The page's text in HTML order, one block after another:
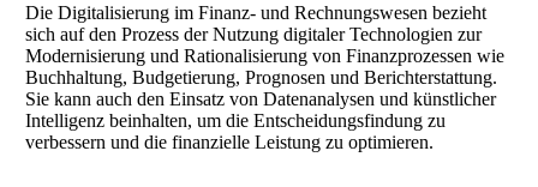
Die Digitalisierung im Finanz- und Rechnungswesen bezieht
sich auf den Prozess der Nutzung digitaler Technologien zur
Modernisierung und Rationalisierung von Finanzprozessen wie
Buchhaltung, Budgetierung, Prognosen und Berichterstattung.
Sie kann auch den Einsatz von Datenanalysen und künstlicher
Intelligenz beinhalten, um die Entscheidungsfindung zu
verbessern und die finanzielle Leistung zu optimieren.